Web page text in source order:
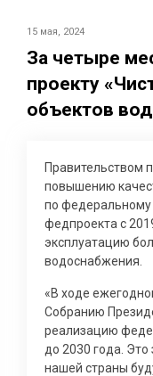
15 мая, 2024
За четыре
проекту
объектов
Правительством
повышению
по федеральному
федпроекта с
эксплуатацию
водоснабжения.
«В ходе
Собранию
реализацию
до 2030 года.
нашей страны